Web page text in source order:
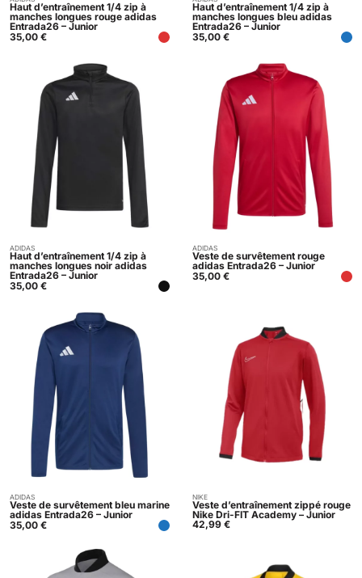
Acheter
Haut d’entraînement 1/4 zip à
manches longues rouge adidas
Entrada26 – Junior
35,00 €
Acheter
Haut d’entraînement 1/4 zip à
manches longues bleu adidas
Entrada26 – Junior
35,00 €
Acheter
ADIDAS
Haut d’entraînement 1/4 zip à
manches longues noir adidas
Entrada26 – Junior
35,00 €
Acheter
ADIDAS
Veste de survêtement rouge
adidas Entrada26 – Junior
35,00 €
Acheter
ADIDAS
Veste de survêtement bleu marine
adidas Entrada26 – Junior
35,00 €
Acheter
NIKE
Veste d’entraînement zippé rouge
Nike Dri-FIT Academy – Junior
42,99 €